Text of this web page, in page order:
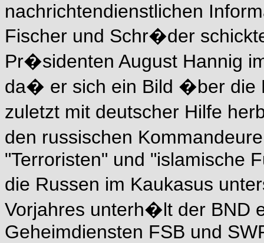
nachrichtendienstlichen
Fischer und Schr�der
Pr�sidenten August Hannig
da� er sich ein Bild �ber die
zuletzt mit deutscher Hilfe
den russischen
"Terroristen" und "islamische
die Russen im Kaukasus
Vorjahres unterh�lt der BND
Geheimdiensten FSB und